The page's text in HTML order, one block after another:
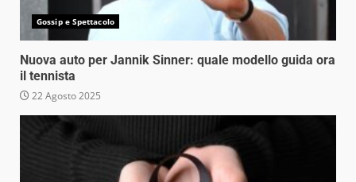
Gossip e Spettacolo
Nuova auto per Jannik Sinner: quale modello guida ora
il tennista
22 Agosto 2025